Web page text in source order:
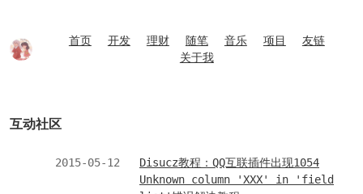
首页 开发 理财 随笔 音乐 项目
友链
关于我
互动社区
2015-05-12
Disucz教程：QQ互联插件出现1054
Unknown column 'XXX' in 'field